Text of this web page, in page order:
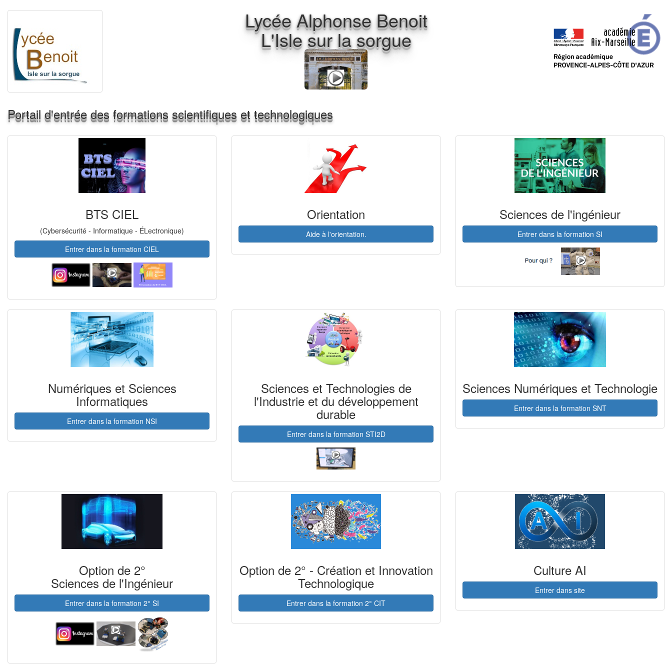
Lycée Alphonse Benoit
L'Isle sur la sorgue
Portail d'entrée des formations scientifiques et technologiques
BTS CIEL
(Cybersécurité - Informatique - ÉLectronique)
Entrer dans la formation CIEL
Orientation
Aide à l'orientation.
Sciences de l'ingénieur
Entrer dans la formation SI
Numériques et Sciences
Informatiques
Entrer dans la formation NSI
Sciences et Technologies de
l'Industrie et du développement
durable
Entrer dans la formation STI2D
Sciences Numériques et Technologie
Entrer dans la formation SNT
Option de 2°
Sciences de l'Ingénieur
Entrer dans la formation 2° SI
Option de 2° - Création et Innovation
Technologique
Entrer dans la formation 2° CIT
Culture AI
Entrer dans site